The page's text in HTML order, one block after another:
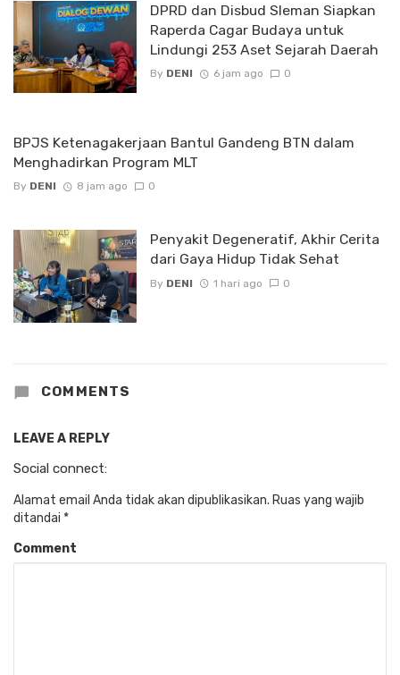
DPRD dan Disbud Sleman Siapkan
Raperda Cagar Budaya untuk
Lindungi 253 Aset Sejarah Daerah
By DENI 6 jam ago 0
BPJS Ketenagakerjaan Bantul Gandeng BTN dalam
Menghadirkan Program MLT
By DENI 8 jam ago 0
Penyakit Degeneratif, Akhir Cerita
dari Gaya Hidup Tidak Sehat
By DENI 1 hari ago 0
COMMENTS
LEAVE A REPLY
Social connect:
Alamat email Anda tidak akan dipublikasikan. Ruas yang wajib
ditandai *
Comment